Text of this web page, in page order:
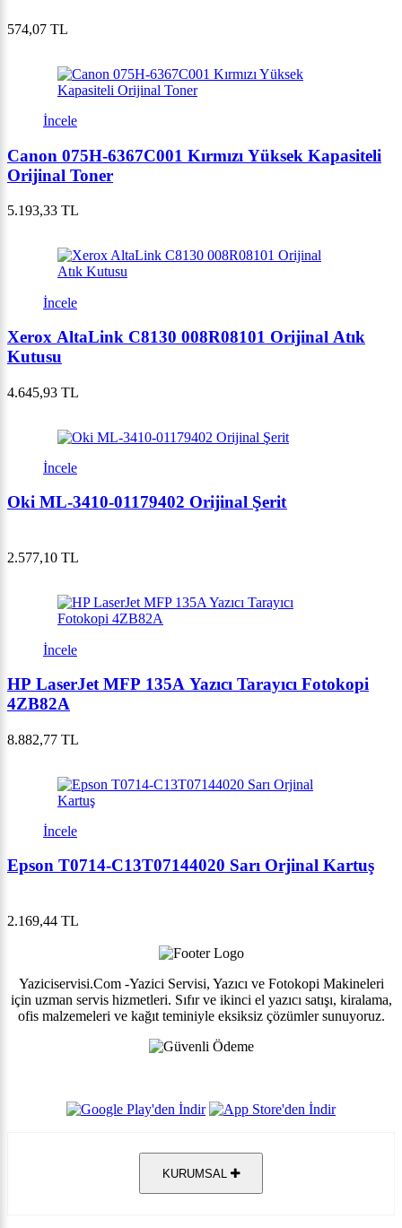
574,07 TL
İncele
Canon 075H-6367C001 Kırmızı Yüksek Kapasiteli
Orijinal Toner
5.193,33 TL
İncele
Xerox AltaLink C8130 008R08101 Orijinal Atık
Kutusu
4.645,93 TL
İncele
Oki ML-3410-01179402 Orijinal Şerit
2.577,10 TL
İncele
HP LaserJet MFP 135A Yazıcı Tarayıcı Fotokopi
4ZB82A
8.882,77 TL
İncele
Epson T0714-C13T07144020 Sarı Orjinal Kartuş
2.169,44 TL
Yaziciservisi.Com -Yazici Servisi, Yazıcı ve Fotokopi Makineleri
için uzman servis hizmetleri. Sıfır ve ikinci el yazıcı satışı, kiralama,
ofis malzemeleri ve kağıt teminiyle eksiksiz çözümler sunuyoruz.
KURUMSAL